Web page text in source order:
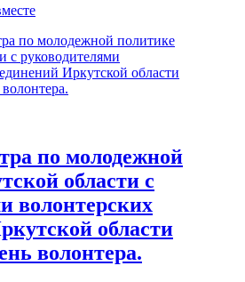
по молодежной
области с
волонтерских
области
волонтера.